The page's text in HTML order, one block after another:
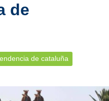
de
de cataluña